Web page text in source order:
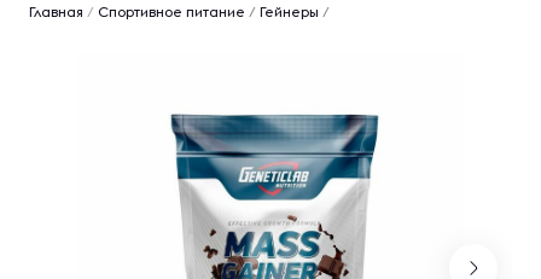
Главная / Спортивное питание / Гейнеры /